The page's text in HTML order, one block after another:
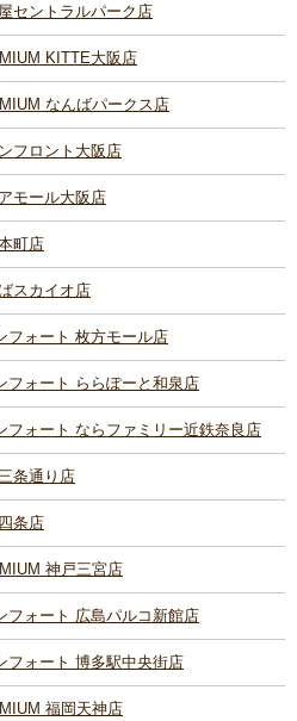
セントラルパーク店
KITTE大阪店
なんばパークス店
フロント大阪店
モール大阪店
町店
スカイオ店
フォート 枚方モール店
フォート ららぽーと和泉店
フォート ならファミリー近鉄奈良店
条通り店
条店
神戸三宮店
フォート 広島パルコ新館店
フォート 博多駅中央街店
福岡天神店